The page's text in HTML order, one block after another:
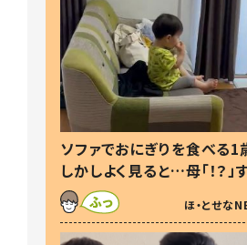
ソファでおにぎりを食べる
しかしよく見ると…母「！？」
察した母の投稿に「可愛いか
す！」「現行犯〜」
ほ・とせな